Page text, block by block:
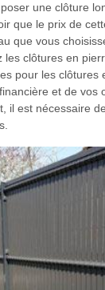
une clôture
que le prix de
que vous
les clôtures en
pour les clôtures
et de vos
il est nécessaire